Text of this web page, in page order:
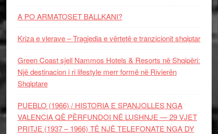
A PO ARMATOSET BALLKANI?
Kriza e vlerave – Tragjedia e vërtetë e tranzicionit shqiptar
Green Coast sjell Nammos Hotels & Resorts në Shqipëri:
Një destinacion i ri lifestyle merr formë në Rivierën
Shqiptare
PUEBLO (1966) / HISTORIA E SPANJOLLES NGA
VALENCIA QË PËRFUNDOI NË LUSHNJE — 29 VJET
PRITJE (1937 – 1966) TË NJË TELEFONATE NGA DY